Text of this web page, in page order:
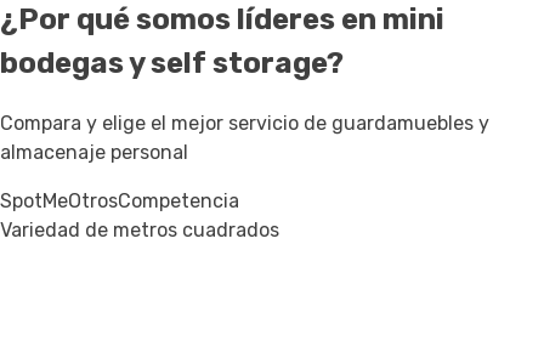
¿Por qué somos líderes en mini
bodegas y self storage?
Compara y elige el mejor servicio de guardamuebles y
almacenaje personal
SpotMeOtrosCompetencia
Variedad de metros cuadrados